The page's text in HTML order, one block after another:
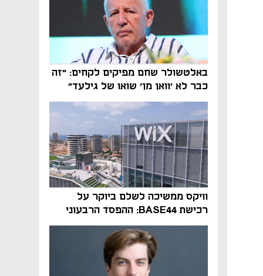
באלטשולר שחם מפיקים לקחים: "זה
כבר לא 'וואן מן' שואו של גילעד"
וויקס ממשיכה לשלם ביוקר על
רכישת BASE44: ההפסד הרבעוני
זינק ל-76 מיליון דולר